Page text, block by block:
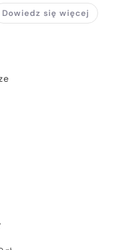
Dowiedz się więcej